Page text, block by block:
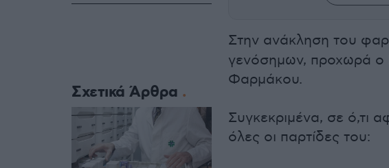
Στην ανάκληση του
γενόσημων, προχωρά ο
Φαρμάκου.
Συγκεκριμένα, σε ό,τι
όλες οι παρτίδες του:
Σχετικά Άρθρα